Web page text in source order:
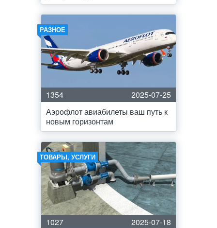
РАЗНОЕ
1354
2025-07-25
Аэрофлот авиабилеты ваш путь к
новым горизонтам
ТОВАРЫ, УСЛУГИ
1027
2025-07-18